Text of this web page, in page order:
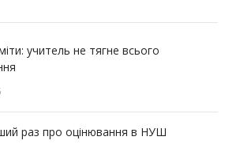
учитель не тягне всього
раз про оцінювання в НУШ